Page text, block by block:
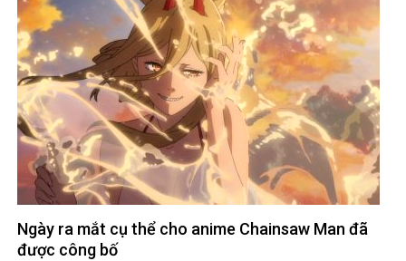
Ngày ra mắt cụ thể cho anime Chainsaw Man đã
được công bố